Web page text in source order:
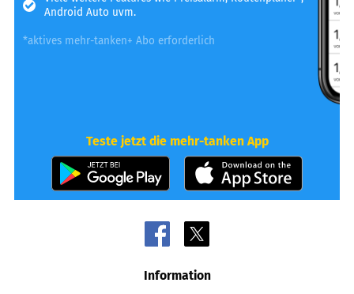
Android Auto uvm.
*aktives mehr-tanken+ Abo erforderlich
Teste jetzt die mehr-tanken App
Information